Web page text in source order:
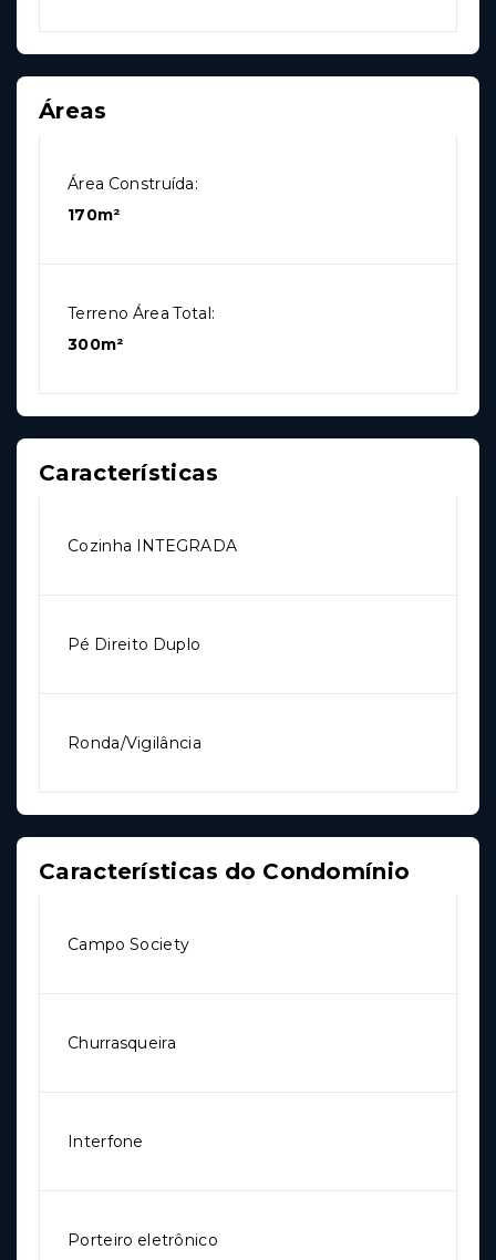
Áreas
Área Construída:
170m²
Terreno Área Total:
300m²
Características
Cozinha INTEGRADA
Pé Direito Duplo
Ronda/Vigilância
Características do Condomínio
Campo Society
Churrasqueira
Interfone
Porteiro eletrônico